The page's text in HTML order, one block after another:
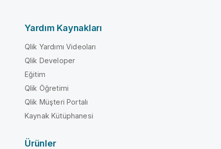
Yardım Kaynakları
Qlik Yardımı Videoları
Qlik Developer
Eğitim
Qlik Öğretimi
Qlik Müşteri Portalı
Kaynak Kütüphanesi
Ürünler